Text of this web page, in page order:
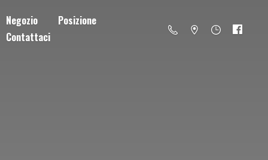
Negozio
Posizione
Contattaci